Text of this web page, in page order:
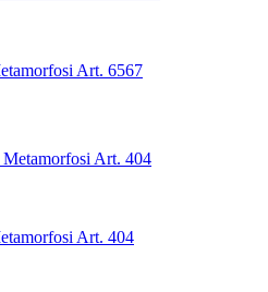
Art. 6567
Art. 404